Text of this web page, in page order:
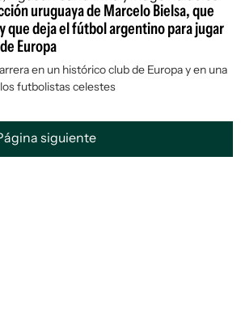
uruguaya de Marcelo Bielsa, que
que deja el fútbol argentino para jugar
Europa
en un histórico club de Europa y en una
futbolistas celestes
siguiente